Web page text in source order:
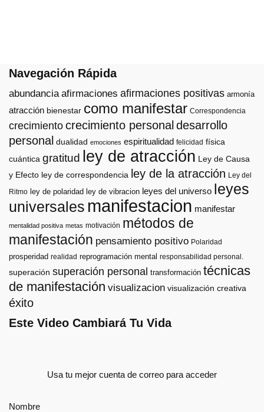
Navegación Rápida
abundancia afirmaciones afirmaciones positivas armonía
atracción bienestar como manifestar Correspondencia
crecimiento crecimiento personal desarrollo
personal dualidad emociones espiritualidad felicidad física
cuántica gratitud ley de atracción Ley de Causa
y Efecto ley de correspondencia ley de la atracción Ley del
Ritmo ley de polaridad ley de vibracion leyes del universo
leyes
universales manifestacion manifestar
mentalidad positiva metas motivación métodos de
manifestación pensamiento positivo Polaridad
prosperidad realidad reprogramación mental responsabilidad personal.
superación superación personal transformación técnicas
de manifestación visualizacion visualización creativa
éxito
Este Video Cambiará Tu Vida
Usa tu mejor cuenta de correo para acceder
Nombre